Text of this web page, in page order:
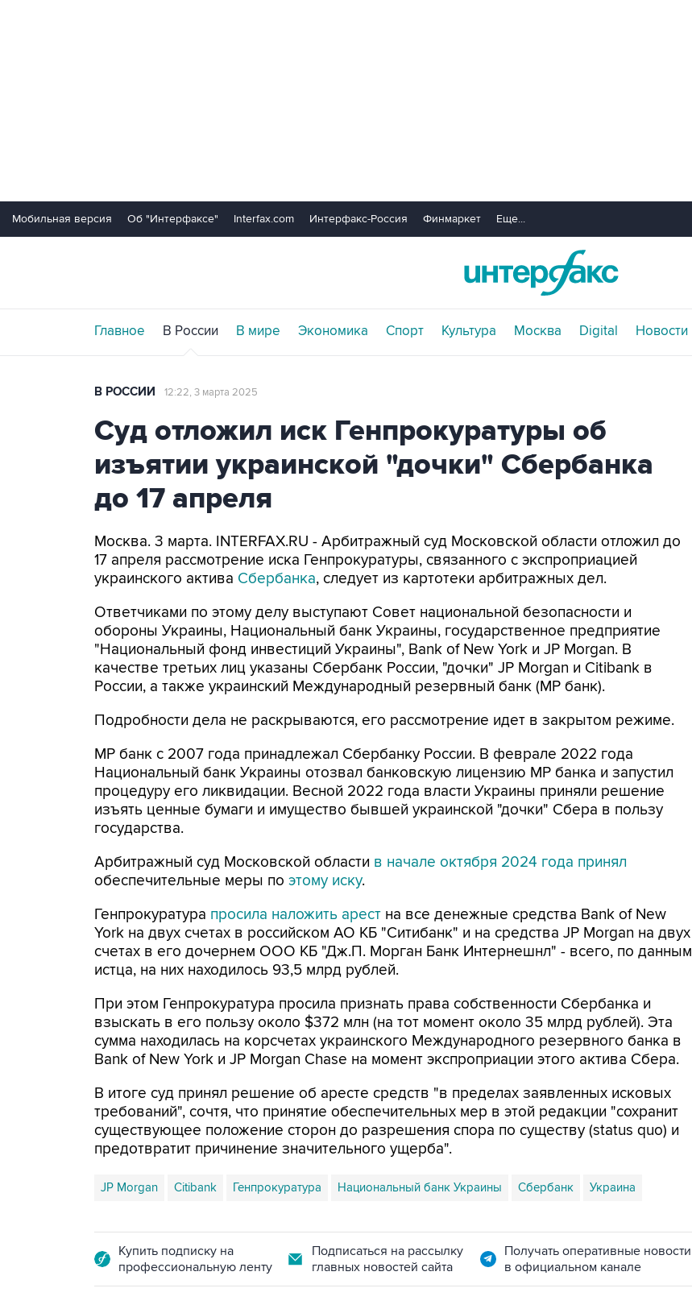
Мобильная версия Об "Интерфаксе" Interfax.com Интерфакс-Россия Финмаркет Еще...
Главное В России В мире Экономика Спорт Культура Москва Digital Новости
В РОССИИ 12:22, 3 марта 2025
Суд отложил иск Генпрокуратуры об
изъятии украинской "дочки" Сбербанка
до 17 апреля
Москва. 3 марта. INTERFAX.RU - Арбитражный суд Московской области отложил до
17 апреля рассмотрение иска Генпрокуратуры, связанного с экспроприацией
украинского актива Сбербанка, следует из картотеки арбитражных дел.
Ответчиками по этому делу выступают Совет национальной безопасности и
обороны Украины, Национальный банк Украины, государственное предприятие
"Национальный фонд инвестиций Украины", Bank of New York и JP Morgan. В
качестве третьих лиц указаны Сбербанк России, "дочки" JP Morgan и Citibank в
России, а также украинский Международный резервный банк (МР банк).
Подробности дела не раскрываются, его рассмотрение идет в закрытом режиме.
МР банк с 2007 года принадлежал Сбербанку России. В феврале 2022 года
Национальный банк Украины отозвал банковскую лицензию МР банка и запустил
процедуру его ликвидации. Весной 2022 года власти Украины приняли решение
изъять ценные бумаги и имущество бывшей украинской "дочки" Сбера в пользу
государства.
Арбитражный суд Московской области в начале октября 2024 года принял
обеспечительные меры по этому иску.
Генпрокуратура просила наложить арест на все денежные средства Bank of New
York на двух счетах в российском АО КБ "Ситибанк" и на средства JP Morgan на двух
счетах в его дочернем ООО КБ "Дж.П. Морган Банк Интернешнл" - всего, по данным
истца, на них находилось 93,5 млрд рублей.
При этом Генпрокуратура просила признать права собственности Сбербанка и
взыскать в его пользу около $372 млн (на тот момент около 35 млрд рублей). Эта
сумма находилась на корсчетах украинского Международного резервного банка в
Bank of New York и JP Morgan Chase на момент экспроприации этого актива Сбера.
В итоге суд принял решение об аресте средств "в пределах заявленных исковых
требований", сочтя, что принятие обеспечительных мер в этой редакции "сохранит
существующее положение сторон до разрешения спора по существу (status quo) и
предотвратит причинение значительного ущерба".
JP Morgan Citibank Генпрокуратура Национальный банк Украины Сбербанк Украина
Купить подписку на
профессиональную ленту
Подписаться на рассылку
главных новостей сайта
Получать оперативные новости
в официальном канале